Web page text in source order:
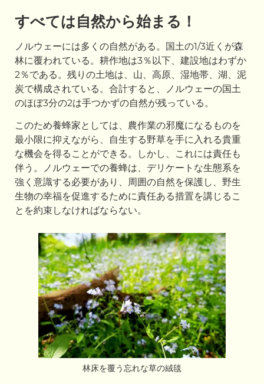
すべては自然から始まる！
ノルウェーには多くの自然がある。国土の1/3近くが森
林に覆われている。耕作地は3％以下、建設地はわずか
2％である。残りの土地は、山、高原、湿地帯、湖、泥
炭で構成されている。合計すると、ノルウェーの国土
のほぼ3分の2は手つかずの自然が残っている。
このため養蜂家としては、農作業の邪魔になるものを
最小限に抑えながら、自生する野草を手に入れる貴重
な機会を得ることができる。しかし、これには責任も
伴う。ノルウェーでの養蜂は、デリケートな生態系を
強く意識する必要があり、周囲の自然を保護し、野生
生物の幸福を促進するために責任ある措置を講じるこ
とを約束しなければならない。
林床を覆う忘れな草の絨毯